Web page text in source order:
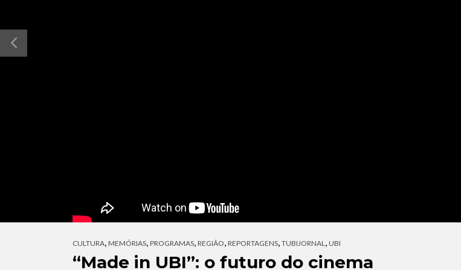
CULTURA, MEMÓRIAS, PROGRAMAS, REGIÃO, REPORTAGENS, TUBIJORNAL, UBI
“Made in UBI”: o futuro do cinema